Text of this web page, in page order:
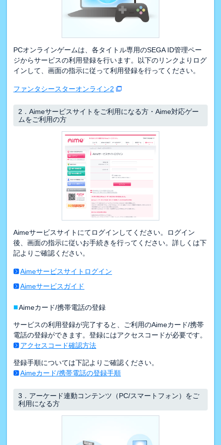
PCオンラインゲームは、各タイトル専用のSEGA ID管理ペー
ジからサービスの利用登録を行います。以下のリンクよりログ
インして、画面の指示に従って利用登録を行ってください。
ファンタシースターオンライン2
2．Aimeサービスサイトをご利用になる方・Aime対応ゲー
ムをご利用の方
Aimeサービスサイトにてログインしてください。ログイン
後、画面の指示に従いお手続きを行ってください。詳しくは下
記よりご確認ください。
Aimeサービスサイトログイン
Aimeサービスガイド
■Aimeカード/携帯電話の登録
サービスの利用登録が完了すると、ご利用のAimeカード/携帯
電話の登録ができます。登録にはアクセスコードが必要です。
アクセスコード確認方法
登録手順については下記よりご確認ください。
Aimeカード/携帯電話の登録手順
3． アーケード連動コンテンツ（PC/スマートフォン）をご
利用になる方